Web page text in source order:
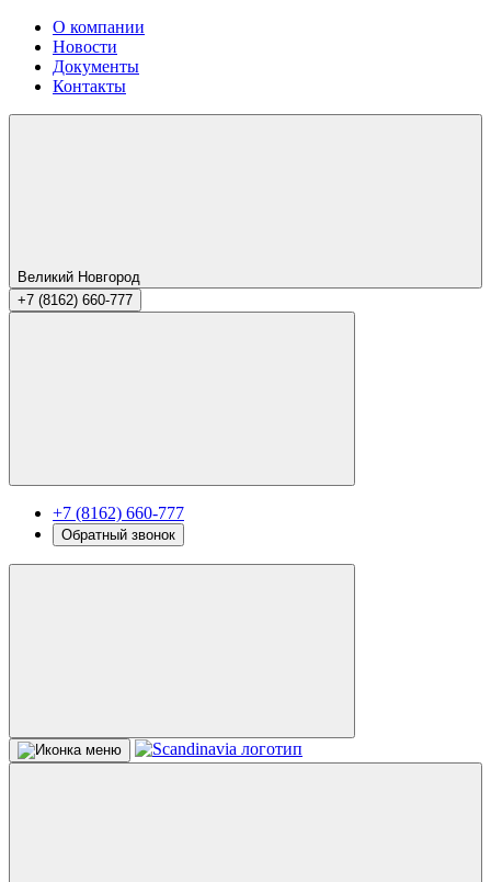
О компании
Новости
Документы
Контакты
Великий Новгород
+7 (8162) 660-777
+7 (8162) 660-777
Обратный звонок